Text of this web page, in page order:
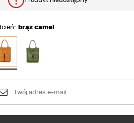
brąz camel